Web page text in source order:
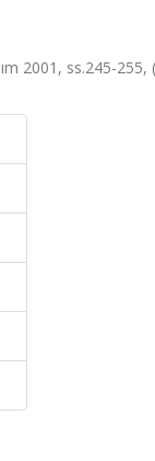
2001, ss.245-